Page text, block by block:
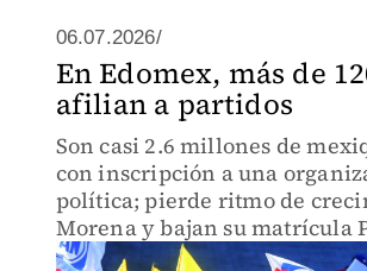
06.07.2026/
En Edomex, más de
afilian a partidos
Son casi 2.6 millones de
con inscripción a una
política; pierde ritmo de
Morena y bajan su matrícula
PRD